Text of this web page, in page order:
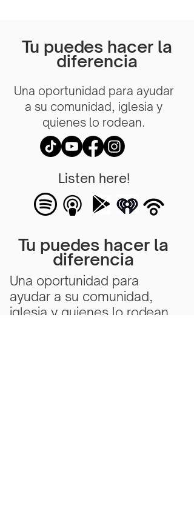
Tu puedes hacer la
diferencia
Una oportunidad para ayudar
a su comunidad, iglesia y
quienes lo rodean.
Listen here!
Tu puedes hacer la
diferencia
Una oportunidad para
ayudar a su comunidad,
iglesia y quienes lo rodean.